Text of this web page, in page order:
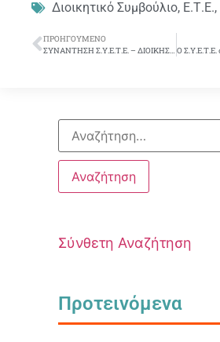
Διοικητικό Συμβούλιο, Ε.Τ.Ε.,
ΠΡΟΗΓΟΎΜΕΝΟ
ΣΥΝΑΝΤΗΣΗ Σ.Υ.Ε.Τ.Ε. – ΔΙΟΙΚΗΣΗΣ
Σύνθετη Αναζήτηση
Προτεινόμενα